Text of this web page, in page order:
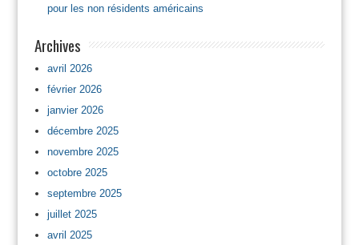
pour les non résidents américains
Archives
avril 2026
février 2026
janvier 2026
décembre 2025
novembre 2025
octobre 2025
septembre 2025
juillet 2025
avril 2025